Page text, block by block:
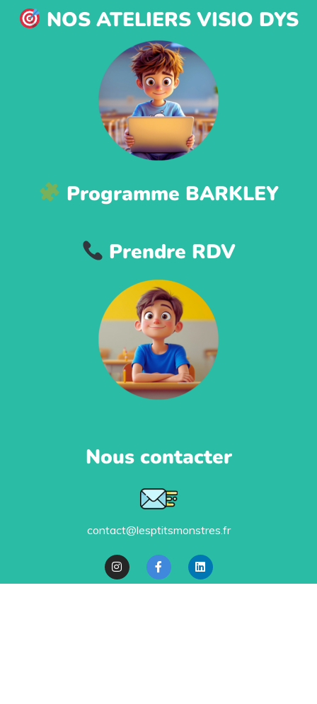
NOS ATELIERS VISIO DYS
Programme BARKLEY
Prendre RDV
Nous contacter
contact@lesptitsmonstres.fr